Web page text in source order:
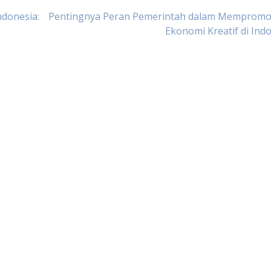
Pentingnya Peran Pemerintah dalam
Ekonomi Kreatif di